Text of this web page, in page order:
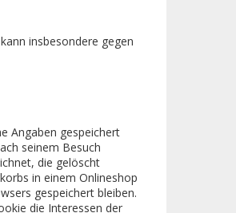
insbesondere gegen
Angaben gespeichert
seinem Besuch
die gelöscht
in einem Onlineshop
gespeichert bleiben.
die Interessen der